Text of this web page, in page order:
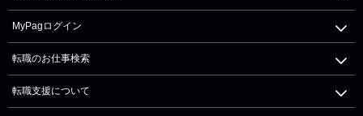
MyPagログイン
転職のお仕事検索
転職支援について